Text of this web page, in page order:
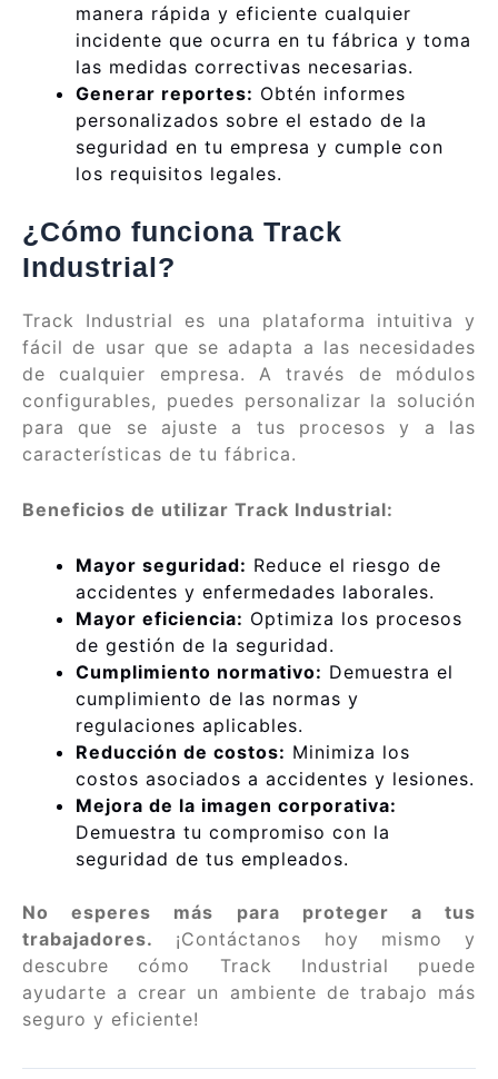
manera rápida y eficiente cualquier
incidente que ocurra en tu fábrica y toma
las medidas correctivas necesarias.
Generar reportes: Obtén informes
personalizados sobre el estado de la
seguridad en tu empresa y cumple con
los requisitos legales.
¿Cómo funciona Track
Industrial?
Track Industrial es una plataforma intuitiva y
fácil de usar que se adapta a las necesidades
de cualquier empresa. A través de módulos
configurables, puedes personalizar la solución
para que se ajuste a tus procesos y a las
características de tu fábrica.
Beneficios de utilizar Track Industrial:
Mayor seguridad: Reduce el riesgo de
accidentes y enfermedades laborales.
Mayor eficiencia: Optimiza los procesos
de gestión de la seguridad.
Cumplimiento normativo: Demuestra el
cumplimiento de las normas y
regulaciones aplicables.
Reducción de costos: Minimiza los
costos asociados a accidentes y lesiones.
Mejora de la imagen corporativa:
Demuestra tu compromiso con la
seguridad de tus empleados.
No esperes más para proteger a tus
trabajadores. ¡Contáctanos hoy mismo y
descubre cómo Track Industrial puede
ayudarte a crear un ambiente de trabajo más
seguro y eficiente!